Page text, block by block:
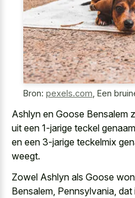
Bron: pexels.com, Een
Ashlyn en Goose Bensalem
uit een 1-jarige teckel
en een 3-jarige teckelmix
weegt.
Zowel Ashlyn als Goose
Bensalem, Pennsylvania,